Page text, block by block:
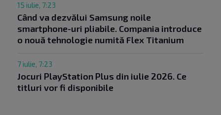
15 iulie, 7:23
Când va dezvălui Samsung noile
smartphone-uri pliabile. Compania introduce
o nouă tehnologie numită Flex Titanium
7 iulie, 7:23
Jocuri PlayStation Plus din iulie 2026. Ce
titluri vor fi disponibile